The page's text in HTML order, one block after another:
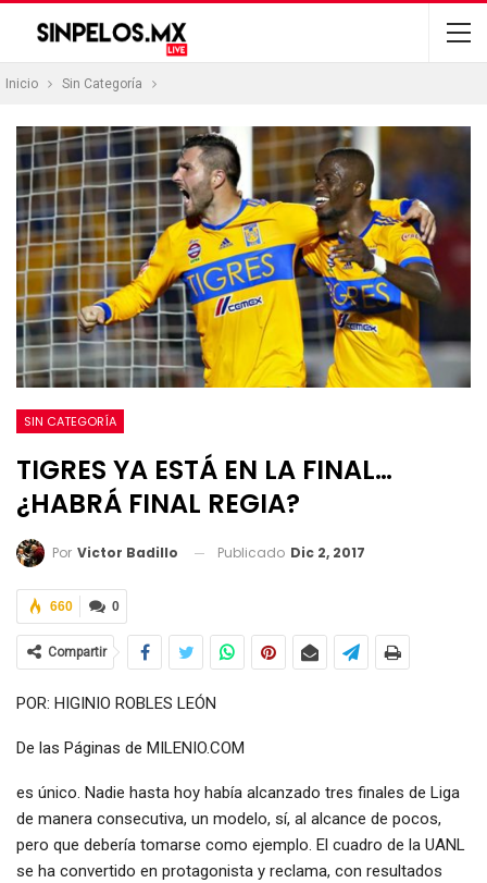
Inicio Sin Categoría
SIN CATEGORÍA
TIGRES YA ESTÁ EN LA FINAL…
¿HABRÁ FINAL REGIA?
Por Victor Badillo Publicado Dic 2, 2017
0
660
Compartir
POR: HIGINIO ROBLES LEÓN
De las Páginas de MILENIO.COM
es único. Nadie hasta hoy había alcanzado tres finales de Liga
de manera consecutiva, un modelo, sí, al alcance de pocos,
pero que debería tomarse como ejemplo. El cuadro de la UANL
se ha convertido en protagonista y reclama, con resultados